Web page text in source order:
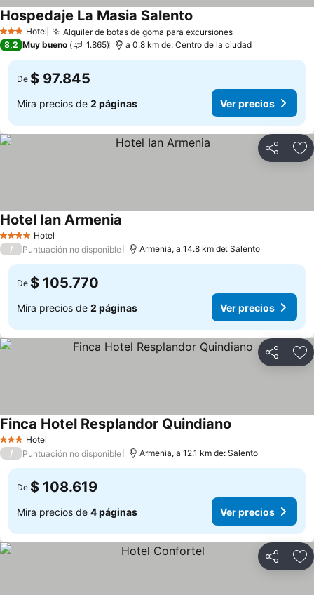
3 Estrellas
Hotel Alquiler de botas de goma para excursiones
Hospedaje La Masia Salento
8,2 Muy bueno 1.865 a 0.8 km de: Centro de la ciudad
De $ 97.845
Mira precios de 2 páginas Ver precios
Compartir
4 EstrellasHotel
Hotel Ian Armenia
/ Puntuación no disponible Armenia, a 14.8 km de: Salento
De $ 105.770
Mira precios de 2 páginas Ver precios
Compartir
3 Estrellas
Hotel
Finca Hotel Resplandor Quindiano
/ Puntuación no disponible Armenia, a 12.1 km de: Salento
De $ 108.619
Mira precios de 4 páginas Ver precios
Compartir